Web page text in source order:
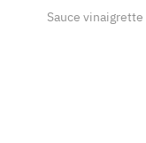
Sauce vinaigrette